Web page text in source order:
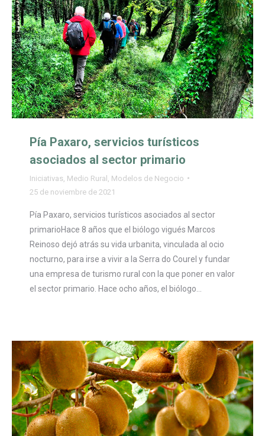
Pía Paxaro, servicios turísticos
asociados al sector primario
Iniciativas Medio Rural
Modelos de Negocio
25 de noviembre de 2021
Pía Paxaro, servicios turísticos asociados al sector
primarioHace 8 años que el biólogo vigués Marcos
Reinoso dejó atrás su vida urbanita, vinculada al ocio
nocturno, para irse a vivir a la Serra do Courel y fundar
una empresa de turismo rural con la que poner en valor
el sector primario. Hace ocho años, el biólogo…